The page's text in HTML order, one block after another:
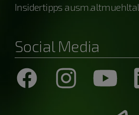
Insidertipps ausm.altmuehltal
Social Media